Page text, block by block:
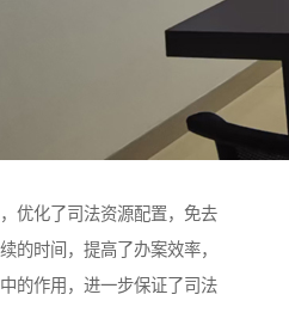
优化了司法资源配置，免去
的时间，提高了办案效率，
的作用，进一步保证了司法